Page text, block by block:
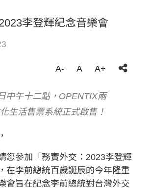
李登輝紀念音樂會
A- A A+
中午十二點，OPENTIX兩
生活售票系統正式啟售！
您參加「務實外交：2023李登輝
在李前總統百歲誕辰的今年隆重
會旨在紀念李前總統對台灣外交